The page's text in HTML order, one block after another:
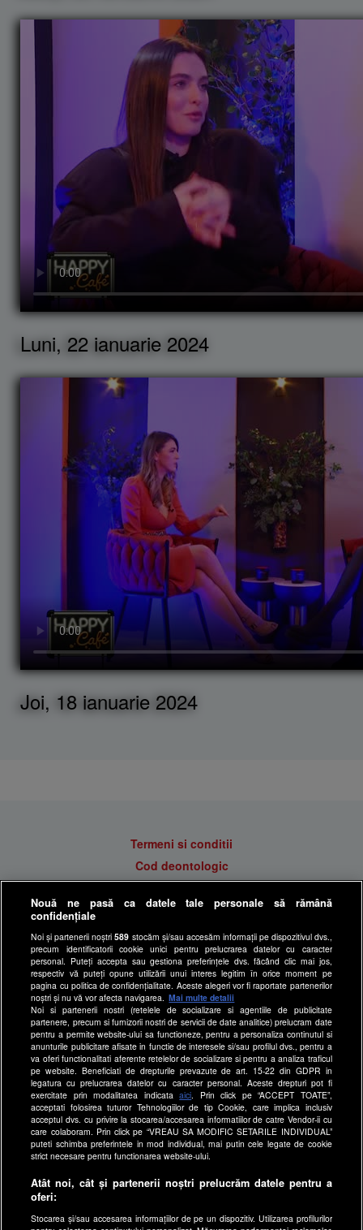
Luni, 22 ianuarie 2024
Joi, 18 ianuarie 2024
Termeni si conditii
Cod deontologic
Politica de cookies
Gestionați preferințele
Politica de confidentialitate
Anunturi gratuite pe Lajumate.ro
Ultimele Stiri
Program Happy Channel
Echipa editorială
Site-uri Antena Group
a1.ro
antenastars.ro
as.ro
catine.ro
hellotaste.ro
Nouă ne pasă ca datele tale personale să rămână
confidențiale
Noi și partenerii noștri589 stocăm și/sau accesăm informații pe dispozitivul dvs.,
precum identificatorii cookie unici pentru prelucrarea datelor cu caracter
personal. Puteți accepta sau gestiona preferințele dvs. făcând clic mai jos,
respectiv vă puteți opune utilizării unui interes legitim în orice moment pe
pagina cu politica de confidențialitate. Aceste alegeri vor fi raportate partenerilor
noștri și nu vă vor afecta navigarea.
Mai multe detalii
Noi si partenerii nostri (retelele de socializare si agentiile de publicitate
partenere, precum si furnizorii nostri de servicii de date analitice) prelucram date
pentru a permite website-ului sa functioneze, pentru a personaliza continutul si
anunturile publicitare afisate in functie de interesele si/sau profilul dvs., pentru a
va oferi functionalitati aferente retelelor de socializare si pentru a analiza traficul
pe website. Beneficiati de drepturile prevazute de art. 15-22 din GDPR in
legatura cu prelucrarea datelor cu caracter personal. Aceste drepturi pot fi
exercitate prin modalitatea indicataaici . Prin click pe “ACCEPT TOATE”,
acceptati folosirea tuturor Tehnologiilor de tip Cookie, care implica inclusiv
acceptul dvs. cu privire la stocarea/accesarea informatiilor de catre Vendor-ii cu
care colaboram. Prin click pe “VREAU SA MODIFIC SETARILE INDIVIDUAL”
puteti schimba preferintele in mod individual, mai putin cele legate de cookie
strict necesare pentru functionarea website-ului.
Atât noi, cât și partenerii noștri prelucrăm datele pentru a
oferi:
Stocarea și/sau accesarea informațiilor de pe un dispozitiv. Utilizarea profilurilor